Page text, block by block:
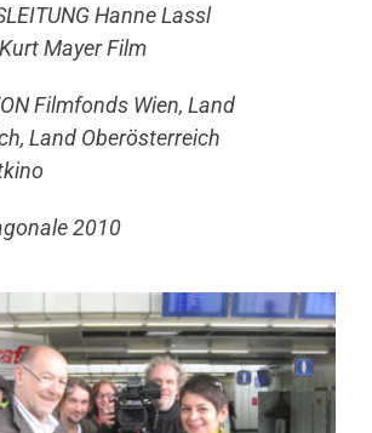
Hanne Lassl
Mayer Film
Filmfonds Wien, Land
Land Oberösterreich
2010